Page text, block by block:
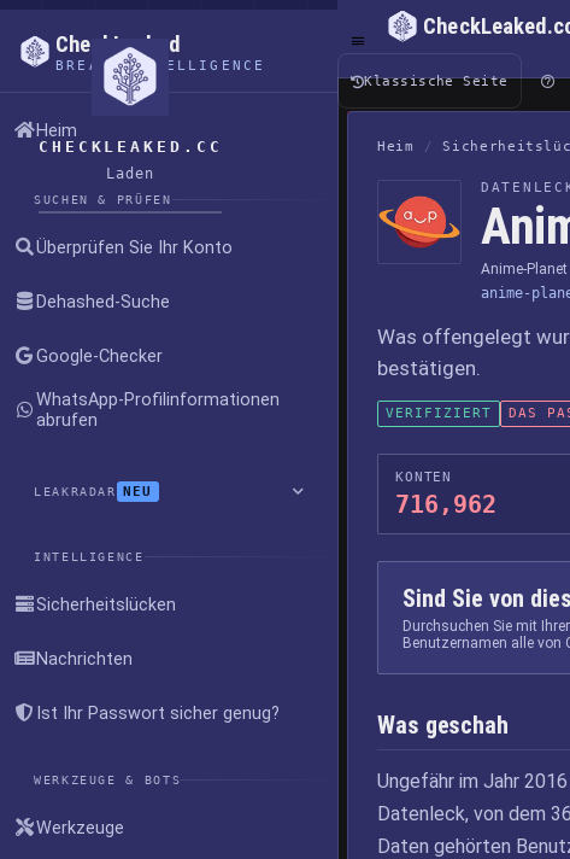
CHECKLEAKED.CC
Laden
CheckLeaked
BREACH INTELLIGENCE
Heim
SUCHEN & PRÜFEN
Überprüfen Sie Ihr Konto
Dehashed-Suche
Google-Checker
WhatsApp-Profilinformationen
abrufen
LEAKRADAR NEU
INTELLIGENCE
Sicherheitslücken
Nachrichten
Ist Ihr Passwort sicher genug?
WERKZEUGE & BOTS
Werkzeuge
Klassische Seite
Heim /
Anime-Planet
anime-
Was offengelegt
bestätigen.
VERIFIZIERT DAS
KONTEN
716,962
Sind Sie von
Durchsuchen Sie mit
Benutzernamen alle von
Was geschah
Ungefähr im Jahr
Datenleck, von dem
Daten gehörten